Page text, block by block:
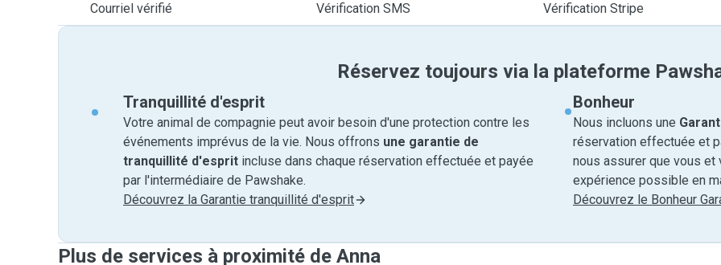
Courriel vérifié
Vérification SMS Vérification Stripe
Réservez toujours via la plateforme
Tranquillité d'esprit
Votre animal de compagnie peut avoir besoin d'une protection contre les
événements imprévus de la vie. Nous offrons une garantie de
tranquillité d'esprit incluse dans chaque réservation effectuée et payée
par l'intermédiaire de Pawshake.
Découvrez la Garantie tranquillité d'esprit
Bonheur
Nous incluons une
réservation effectuée et
nous assurer que vous
expérience possible en
Découvrez le Bonheur
Plus de services à proximité de Anna